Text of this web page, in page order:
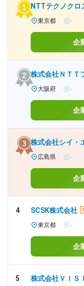
NTTテクノクロ
東京都 -
企
株式会社ＮＴＴ
大阪府 -
企
株式会社シイ・
広島県 -
企
4 SCSK株式会社
東京都 -
企
5 株式会社ＶＩＳ